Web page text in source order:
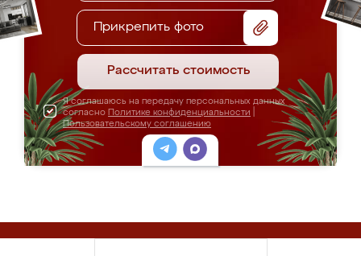
Прикрепить фото
Рассчитать стоимость
Я соглашаюсь на передачу персональных данных
согласно Политике конфиденциальности
Пользовательскому соглашению